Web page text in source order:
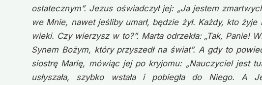
ostatecznym”. Jezus oświadczył jej: „Ja jestem
we Mnie, nawet jeśliby umarł, będzie żył. Każdy, kto
wieki. Czy wierzysz w to?”. Marta odrzekła: „Tak, Panie!
Synem Bożym, który przyszedł na świat”. A gdy to
siostrę Marię, mówiąc jej po kryjomu: „Nauczyciel jest
usłyszała, szybko wstała i pobiegła do Niego. A